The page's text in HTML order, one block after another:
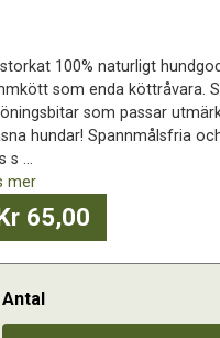
100% naturligt
som enda köttråvara.
som passar
hundar! Spannmålsfria
s ...
mer
65,00
Antal